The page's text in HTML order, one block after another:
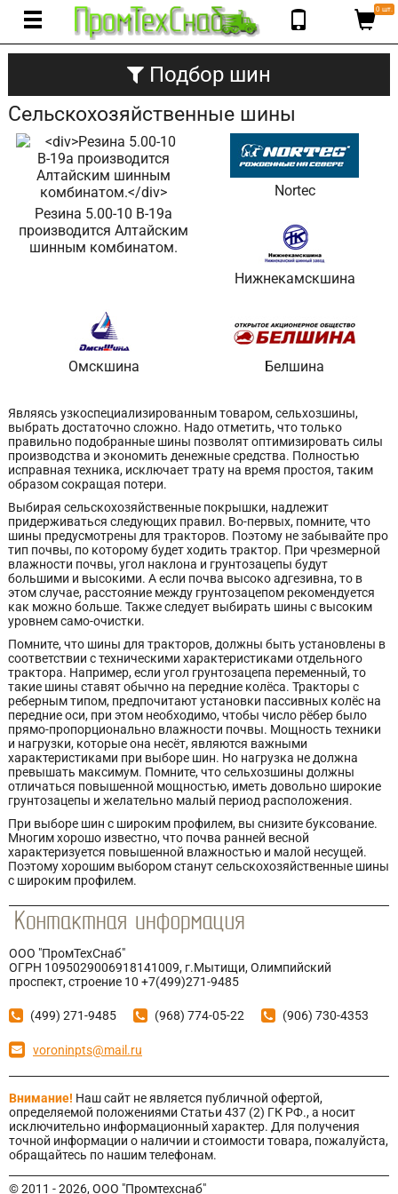
0 шт.
Подбор шин
Сельскохозяйственные шины
Резина 5.00-10 В-19а
производится Алтайским
шинным комбинатом.
Nortec
Нижнекамскшина
Омскшина Белшина
Являясь узкоспециализированным товаром, сельхозшины,
выбрать достаточно сложно. Надо отметить, что только
правильно подобранные шины позволят оптимизировать силы
производства и экономить денежные средства. Полностью
исправная техника, исключает трату на время простоя, таким
образом сокращая потери.
Выбирая сельскохозяйственные покрышки, надлежит
придерживаться следующих правил. Во-первых, помните, что
шины предусмотрены для тракторов. Поэтому не забывайте про
тип почвы, по которому будет ходить трактор. При чрезмерной
влажности почвы, угол наклона и грунтозацепы будут
большими и высокими. А если почва высоко адгезивна, то в
этом случае, расстояние между грунтозацепом рекомендуется
как можно больше. Также следует выбирать шины с высоким
уровнем само-очистки.
Помните, что шины для тракторов, должны быть установлены в
соответствии с техническими характеристиками отдельного
трактора. Например, если угол грунтозацепа переменный, то
такие шины ставят обычно на передние колёса. Тракторы с
реберным типом, предпочитают установки пассивных колёс на
передние оси, при этом необходимо, чтобы число рёбер было
прямо-пропорционально влажности почвы. Мощность техники
и нагрузки, которые она несёт, являются важными
характеристиками при выборе шин. Но нагрузка не должна
превышать максимум. Помните, что сельхозшины должны
отличаться повышенной мощностью, иметь довольно широкие
грунтозацепы и желательно малый период расположения.
При выборе шин с широким профилем, вы снизите буксование.
Многим хорошо известно, что почва ранней весной
характеризуется повышенной влажностью и малой несущей.
Поэтому хорошим выбором станут сельскохозяйственные шины
с широким профилем.
ООО "ПромТехСнаб"
ОГРН 1095029006918141009, г.Мытищи, Олимпийский
проспект, строение 10 +7(499)271-9485
(499) 271-9485 (968) 774-05-22 (906) 730-4353
voroninpts@mail.ru
Внимание! Наш сайт не является публичной офертой,
определяемой положениями Статьи 437 (2) ГК РФ., а носит
исключительно информационный характер. Для получения
точной информации о наличии и стоимости товара, пожалуйста,
обращайтесь по нашим телефонам.
© 2011 - 2026, ООО "Промтехснаб"